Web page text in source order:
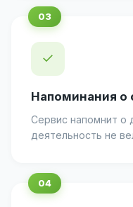
✓
Напоминания о
Сервис напомнит о
деятельность не